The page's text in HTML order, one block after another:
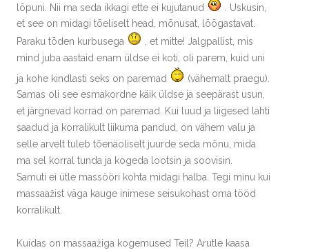
lõpuni. Nii ma seda ikkagi ette ei kujutanud
. Uskusin,
et see on midagi tõeliselt head, mõnusat, lõõgastavat.
Paraku tõden kurbusega
, et mitte! Jalgpallist, mis
mind juba aastaid enam üldse ei koti, oli parem, kuid uni
ja kohe kindlasti seks on paremad
(vähemalt praegu).
Samas oli see esmakordne käik üldse ja seepärast usun,
et järgnevad korrad on paremad. Kui luud ja liigesed lahti
saadud ja korralikult liikuma pandud, on vähem valu ja
selle arvelt tuleb tõenäoliselt juurde seda mõnu, mida
ma sel korral tunda ja kogeda lootsin ja soovisin.
Samuti ei ütle massööri kohta midagi halba. Tegi minu kui
massaažist väga kauge inimese seisukohast oma tööd
korralikult.
Kuidas on massaažiga kogemused Teil? Arutle kaasa